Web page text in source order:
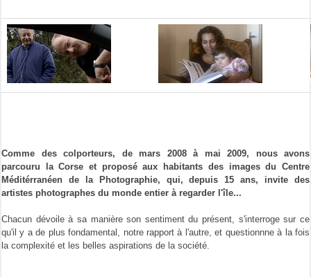
Comme des colporteurs, de mars 2008 à mai 2009, nous avons
parcouru la Corse et proposé aux habitants des images du Centre
Méditérranéen de la Photographie, qui, depuis 15 ans, invite des
artistes photographes du monde entier à regarder l'île...
Chacun dévoile à sa manière son sentiment du présent, s'interroge sur ce
qu'il y a de plus fondamental, notre rapport à l'autre, et questionnne à la fois
la complexité et les belles aspirations de la société.